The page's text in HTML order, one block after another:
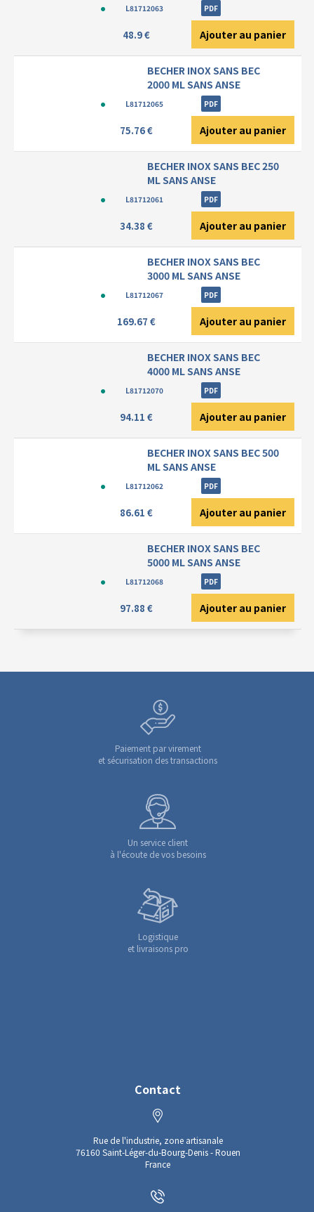
L81712063 PDF
48.9 € Ajouter au panier
BECHER INOX SANS BEC
2000 ML SANS ANSE
L81712065 PDF
75.76 € Ajouter au panier
BECHER INOX SANS BEC 250
ML SANS ANSE
L81712061 PDF
34.38 € Ajouter au panier
BECHER INOX SANS BEC
3000 ML SANS ANSE
L81712067 PDF
169.67 € Ajouter au panier
BECHER INOX SANS BEC
4000 ML SANS ANSE
L81712070 PDF
94.11 € Ajouter au panier
BECHER INOX SANS BEC 500
ML SANS ANSE
L81712062 PDF
86.61 € Ajouter au panier
BECHER INOX SANS BEC
5000 ML SANS ANSE
L81712068 PDF
97.88 € Ajouter au panier
Paiement par virement
et sécurisation des transactions
Un service client
à l'écoute de vos besoins
Logistique
et livraisons pro
Contact
Rue de l'industrie, zone artisanale
76160 Saint-Léger-du-Bourg-Denis - Rouen
France